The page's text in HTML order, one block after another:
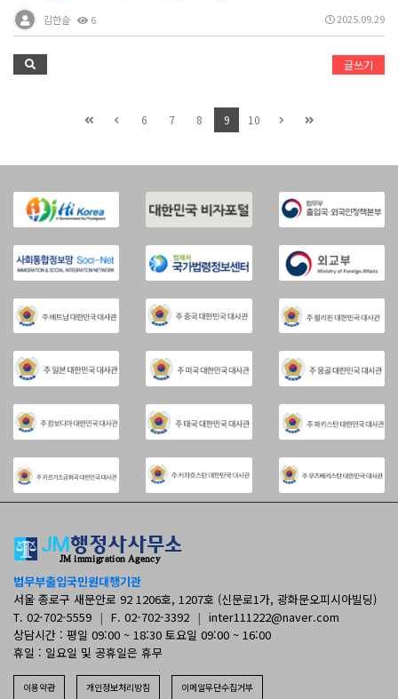
김한슬 6 2025.09.29
글쓰기
6 7 8 9 10
법무부출입국민원대행기관
서울 종로구 새문안로 92 1206호, 1207호 (신문로1가, 광화문오피시아빌딩)
T. 02-702-5559 | F. 02-702-3392 | inter111222@naver.com
상담시간 : 평일 09:00 ~ 18:30 토요일 09:00 ~ 16:00
휴일 : 일요일 및 공휴일은 휴무
이용약관 개인정보처리방침 이메일무단수집거부